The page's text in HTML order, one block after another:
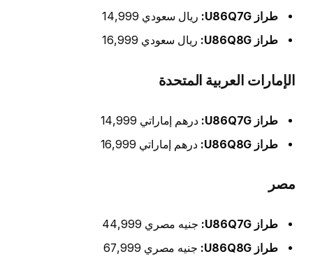
طراز U86Q7G:
ريال سعودي 14,999
طراز U86Q8G:
ريال سعودي 16,999
الإمارات العربية المتحدة
طراز U86Q7G:
درهم إماراتي 14,999
طراز U86Q8G:
درهم إماراتي 16,999
مصر
طراز U86Q7G:
جنيه مصري 44,999
طراز U86Q8G:
جنيه مصري 67,999